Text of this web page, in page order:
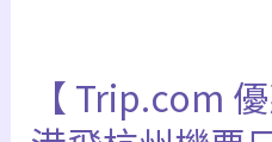
【 Trip.com
Trip.com